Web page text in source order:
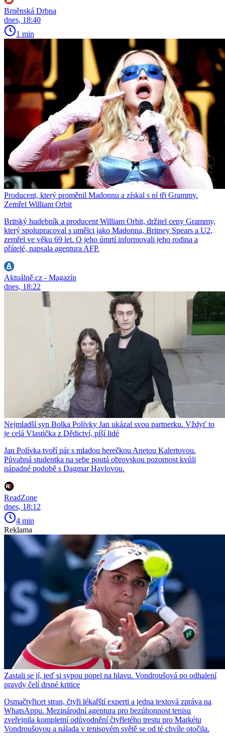
Brněnská Drbna
dnes, 18:40
1 min
Producent, který proměnil Madonnu a získal s ní tři Grammy.
Zemřel William Orbit
Britský hudebník a producent William Orbit, držitel ceny Grammy,
který spolupracoval s umělci jako Madonna, Britney Spears a U2,
zemřel ve věku 69 let. O jeho úmrtí informovali jeho rodina a
přátelé, napsala agentura AFP.
Aktuálně.cz - Magazín
dnes, 18:22
Nejmladší syn Bolka Polívky Jan ukázal svou partnerku. Vždyť to
je celá Vlastička z Dědictví, píší lidé
Jan Polívka tvoří pár s mladou herečkou Anetou Kalertovou.
Půvabná studentka na sebe poutá obrovskou pozornost kvůli
nápadné podobě s Dagmar Havlovou.
ReadZone
dnes, 18:12
4 min
Reklama
Zastali se jí, teď si sypou popel na hlavu. Vondroušová po odhalení
pravdy čelí drsné kritice
Osmačtyřicet stran, čtyři lékařští experti a jedna textová zpráva na
WhatsAppu. Mezinárodní agentura pro bezúhonnost tenisu
zveřejnila kompletní odůvodnění čtyřletého trestu pro Markétu
Vondroušovou a nálada v tenisovém světě se od té chvíle otočila.